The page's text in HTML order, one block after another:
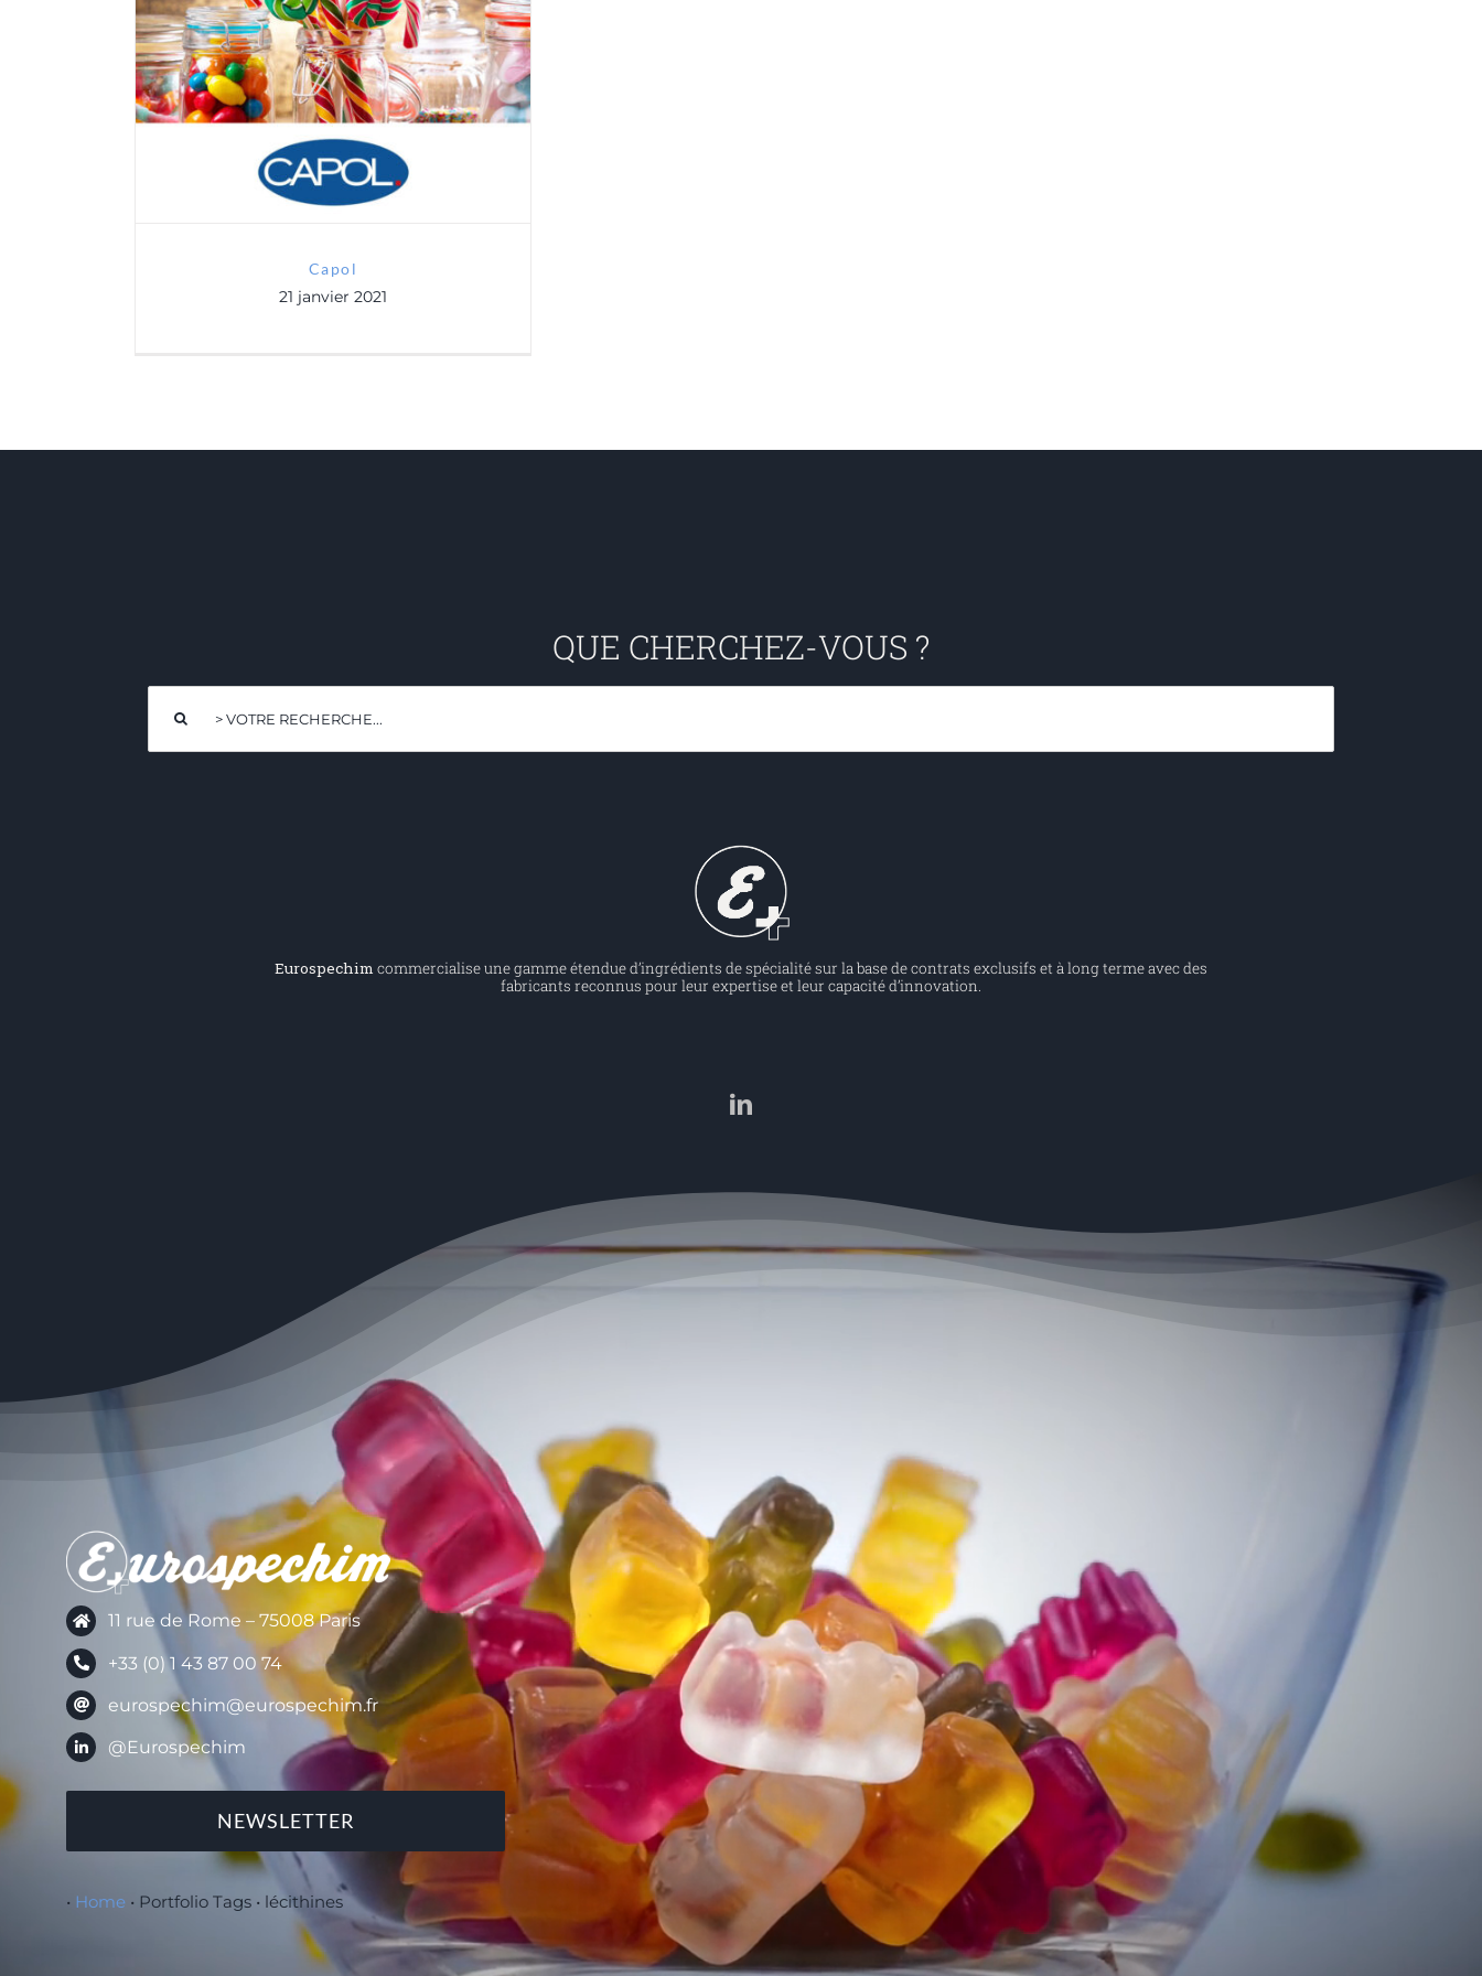
Capol
Capol
21 janvier 2021
QUE CHERCHEZ-VOUS ?
Eurospechim commercialise une gamme étendue d’ingrédients de spécialité sur la base de contrats exclusifs et à long terme avec des
fabricants reconnus pour leur expertise et leur capacité d’innovation.
11 rue de Rome – 75008 Paris
+33 (0) 1 43 87 00 74
eurospechim@eurospechim.fr
@Eurospechim
NEWSLETTER
• Home • Portfolio Tags • lécithines